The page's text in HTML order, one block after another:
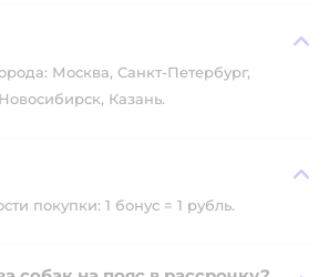
Москва, Санкт-Петербург,
Казань.
покупки: 1 бонус = 1 рубль.